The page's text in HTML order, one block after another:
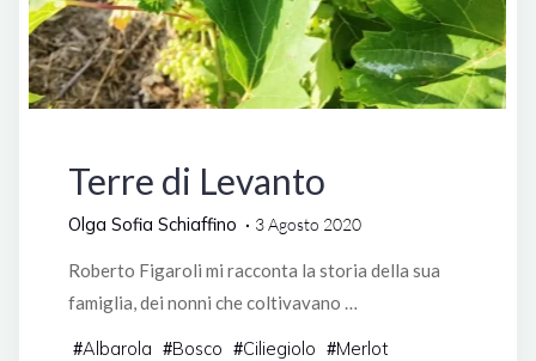
Terre di Levanto
Olga Sofia Schiaffino 3 Agosto 2020
Roberto Figaroli mi racconta la storia della sua
famiglia, dei nonni che coltivavano …
#Albarola #Bosco #Ciliegiolo #Merlot